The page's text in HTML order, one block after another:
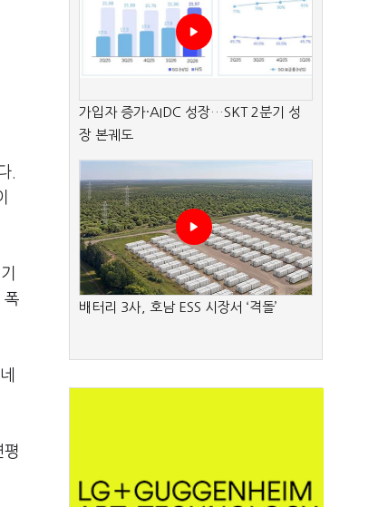
.
폭
가입자 증가·AIDC 성장…SKT 2분기 성
장 본궤도
배터리 3사, 호남 ESS 시장서 ‘격돌’